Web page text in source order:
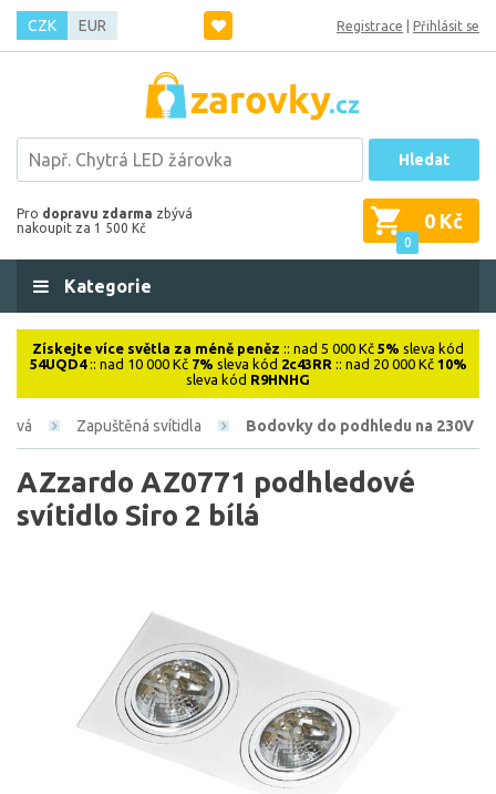
CZK EUR Registrace Přihlásit se
Hledat
Pro dopravu zdarma zbývá
nakoupit za 1 500 Kč
0
0 Kč
Kategorie
Získejte více světla za méně peněz :: nad 5 000 Kč 5% sleva kód
54UQD4:: nad 10 000 Kč 7% sleva kód 2c43RR :: nad 20 000 Kč 10%
sleva kód R9HNHG
Zapuštěná svítidla Bodovky do podhledu na 230V
AZzardo AZ0771 podhledové
svítidlo Siro 2 bílá